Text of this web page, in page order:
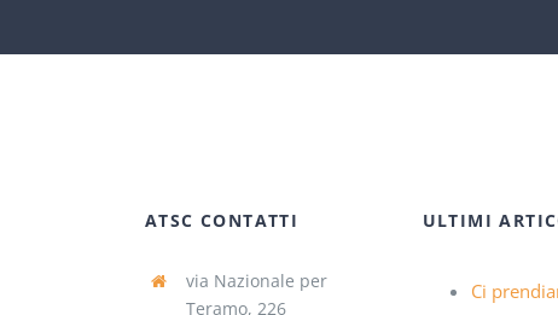
ATSC CONTATTI
via Nazionale per
Teramo, 226
ULTIMI
Ci